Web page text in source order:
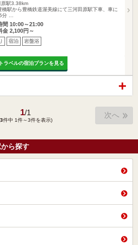
原駅3.38km
橋駅から豊橋鉄道渥美線にて三河田原駅下車、車に
分 …
間 10:00～21:00
金 2,100円～
宿泊 岩盤浴
ラベルの宿泊プランを見る
1/1
3件中 1件～3件を表示)
次へ
ら探す